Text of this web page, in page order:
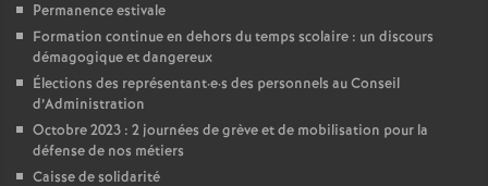
d
e
g
Permanence estivale
Formation continue en dehors du temps scolaire : un discours
démagogique et dangereux
Élections des représentant·e·s des personnels au Conseil
d’Administration
Octobre 2023 : 2 journées de grève et de mobilisation pour la
défense de nos métiers
Caisse de solidarité